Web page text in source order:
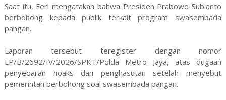
Saat itu, Feri mengatakan bahwa Presiden Prabowo Subianto
berbohong kepada publik terkait program swasembada
pangan.
Laporan tersebut teregister dengan nomor
LP/B/2692/IV/2026/SPKT/Polda Metro Jaya, atas dugaan
penyebaran hoaks dan penghasutan setelah menyebut
pemerintah berbohong soal swasembada pangan.